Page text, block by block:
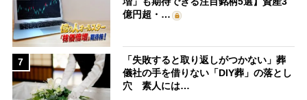
億円超・…
7
「失敗すると取り返しがつかない」葬
儀社の手を借りない「DIY葬」の落とし
穴 素人には…